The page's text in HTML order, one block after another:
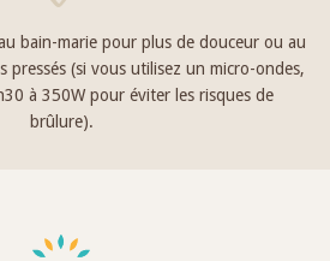
bain-marie pour plus de douceur ou au
pressés (si vous utilisez un micro-ondes,
à 350W pour éviter les risques de
brûlure).